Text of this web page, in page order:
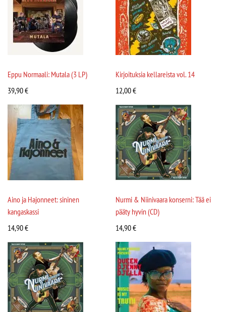
Eppu Normaali: Mutala (3 LP)
39,90€
Kirjoituksia kellareista vol. 14
12,00€
Aino ja Hajonneet: sininen
kangaskassi
14,90€
Nurmi & Niinivaara konserni: Tää ei
pääty hyvin (CD)
14,90€